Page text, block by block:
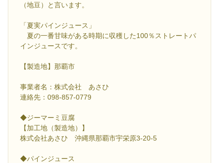
（地豆）と言います。
「夏実パインジュース」
夏の一番甘味がある時期に収穫した100％ストレートパ
インジュースです。
【製造地】那覇市
事業者名：株式会社 あさひ
連絡先：098‐857-0779
◆ジーマーミ豆腐
【加工地（製造地）】
株式会社あさひ 沖縄県那覇市宇栄原3-20-5
◆パインジュース